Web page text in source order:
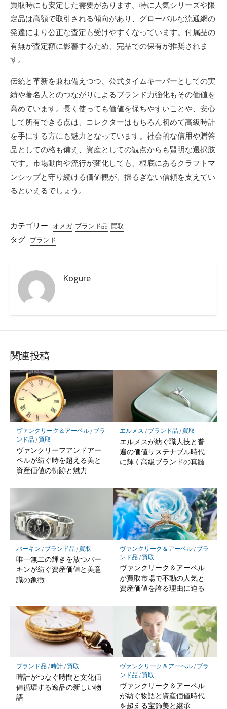
買取時にも安定した需要があります。特に人気シリーズや限
定品は高額で取引される傾向があり、グローバルな流通網の
発達により公正な査定も受けやすくなっています。付属品の
有無が査定額に影響するため、完品での保有が推奨されま
す。
伝統と革新を兼ね備えつつ、公式タイムキーパーとしての実
績や著名人とのつながりによるブランド力強化もその価値を
高めています。長く使っても価値を保ちやすいことや、安心
して所有できる点は、コレクターはもちろん初めて高級時計
を手にする方にも魅力となっています。社会的な信用や贈答
品としての格も備え、資産としての観点からも賢明な選択肢
です。市場動向や流行が変化しても、根底にあるクラフトマ
ンシップと守り続ける価値観が、揺るぎない信頼を支えてい
るといえるでしょう。
カテゴリー: オメガ ブランド品 買取
タグ: ブランド
Kogure
関連投稿
ヴァンクリーク＆アーペル/ ブラ
ンド品/ 買取
ヴァンクリーフアンドアー
ペルが紡ぐ時を超える美と
資産価値の軌跡と魅力
エルメス / ブランド品/ 買取
エルメスが紡ぐ職人技と普
遍の価値サステナブル時代
に輝く高級ブランドの真髄
バーキン / ブランド品/ 買取
唯一無二の輝きを放つバー
キンが紡ぐ資産価値と美意
識の象徴
ヴァンクリーク＆アーペル/ ブラ
ンド品/ 買取
ヴァンクリーク＆アーペル
が買取市場で不動の人気と
資産価値を誇る理由に迫る
ブランド品/時計/ 買取
時計がつなぐ時間と文化価
値循環する逸品の新しい物
語
ヴァンクリーク＆アーペル/ ブラ
ンド品/ 買取
ヴァンクリーク＆アーペル
が紡ぐ物語と資産価値時代
を超える宝飾美と継承